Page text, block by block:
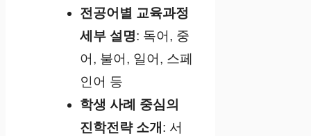
전공어별 교육과정
세부 설명: 독어, 중
어, 불어, 일어, 스페
인어 등
학생 사례 중심의
진학전략 소개 : 서